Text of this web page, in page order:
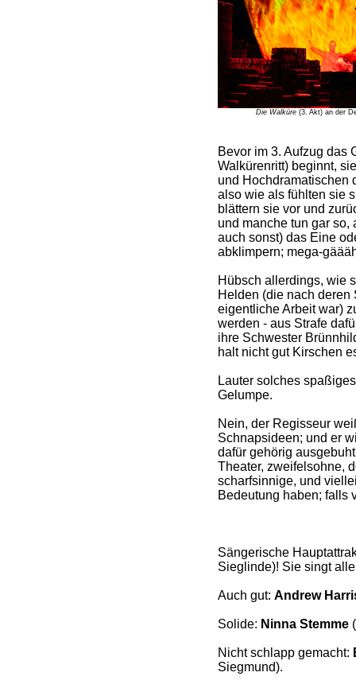
Die Walküre(3. Akt) an der
Bevor im 3. Aufzug das
Walkürenritt) beginnt,
und Hochdramatischen
also wie als fühlten sie
blättern sie vor und
und manche tun gar so,
auch sonst) das Eine
abklimpern; mega-
Hübsch allerdings, wie
Helden (die nach
eigentliche Arbeit war)
werden - aus Strafe
ihre Schwester
halt nicht gut Kirschen
Lauter solches
Gelumpe.
Nein, der Regisseur
Schnapsideen; und er
dafür gehörig
Theater, zweifelsohne,
scharfsinnige, und
Bedeutung haben; falls
Sängerische
Sieglinde)! Sie singt
Auch gut: Andrew
Solide: Ninna Stemme
Nicht schlapp gemacht:
Siegmund).